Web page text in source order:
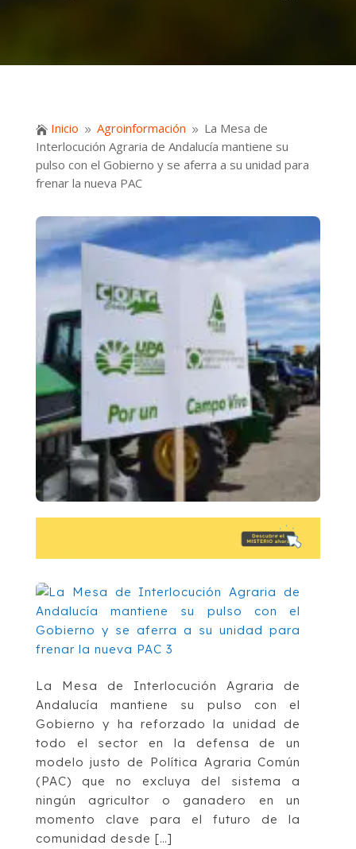
 Inicio 9 Agroinformación 9 La Mesa de
Interlocución Agraria de Andalucía mantiene su
pulso con el Gobierno y se aferra a su unidad para
frenar la nueva PAC
La Mesa de Interlocución Agraria de
Andalucía mantiene su pulso con el
Gobierno y ha reforzado la unidad de
todo el sector en la defensa de un
modelo justo de Política Agraria Común
(PAC) que no excluya del sistema a
ningún agricultor o ganadero en un
momento clave para el futuro de la
comunidad desde […]